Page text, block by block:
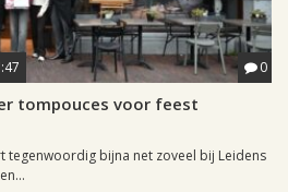
0
tompouces voor feest
bijna net zoveel bij Leidens